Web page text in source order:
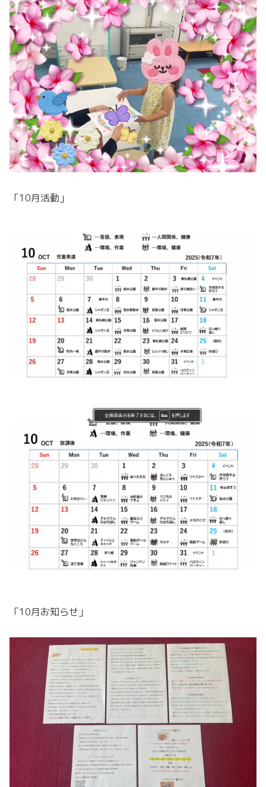
「10月活動」
「10月お知らせ」